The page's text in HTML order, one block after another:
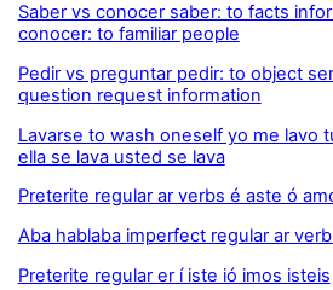
Saber vs conocer saber: to facts
conocer: to familiar people
Pedir vs preguntar pedir: to object
question request information
Lavarse to wash oneself yo me lavo
ella se lava usted se lava
Preterite regular ar verbs é aste ó
Aba hablaba imperfect regular ar
Preterite regular er í iste ió imos isteis